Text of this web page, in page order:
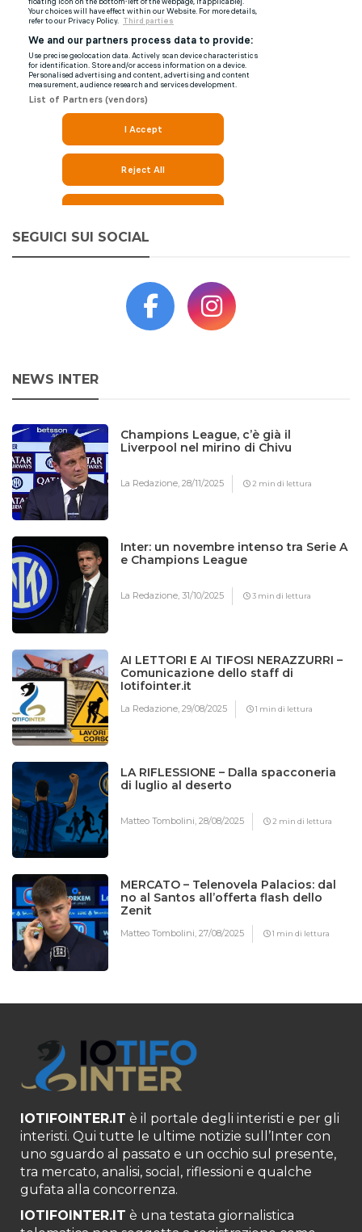
SEGUICI SUI SOCIAL
NEWS INTER
Champions League, c’è già il
Liverpool nel mirino di Chivu
La Redazione,28/11/2025 2 min di lettura
Inter: un novembre intenso tra Serie A
e Champions League
La Redazione,31/10/2025 3 min di lettura
AI LETTORI E AI TIFOSI NERAZZURRI –
Comunicazione dello staff di
Iotifointer.it
La Redazione,29/08/2025 1 min di lettura
LA RIFLESSIONE – Dalla spacconeria
di luglio al deserto
Matteo Tombolini,28/08/2025 2 min di lettura
MERCATO – Telenovela Palacios: dal
no al Santos all’offerta flash dello
Zenit
Matteo Tombolini,27/08/2025 1 min di lettura
IOTIFOINTER.IT è il portale degli interisti e per gli
interisti. Qui tutte le ultime notizie sull’Inter con
uno sguardo al passato e un occhio sul presente,
tra mercato, analisi, social, riflessioni e qualche
gufata alla concorrenza.
IOTIFOINTER.IT è una testata giornalistica